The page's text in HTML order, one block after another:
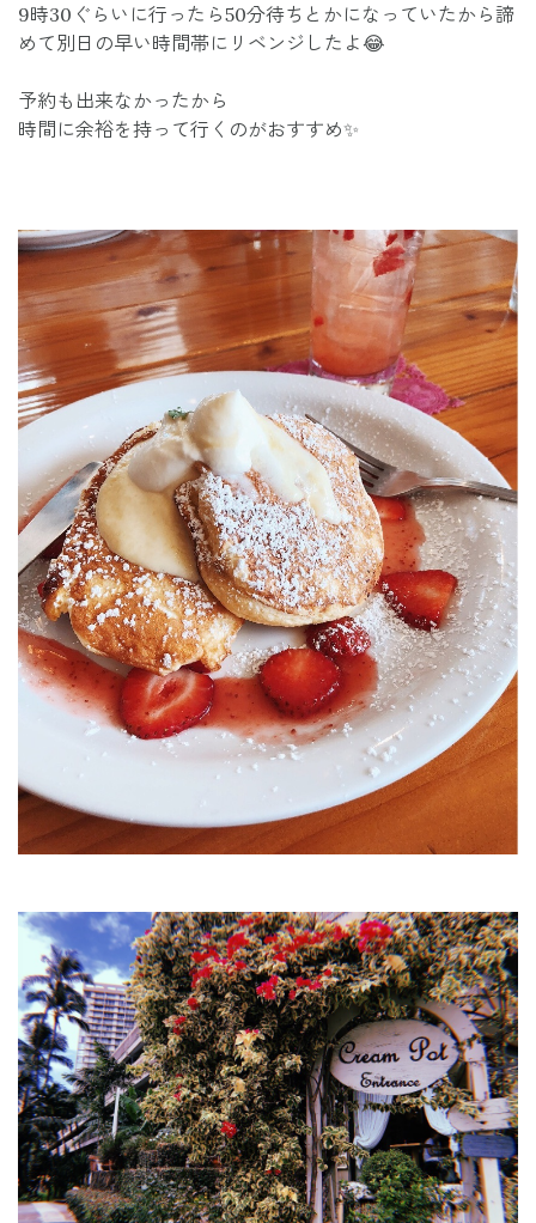
9時30ぐらいに行ったら50分待ちとかになっていたから諦
めて別日の早い時間帯にリベンジしたよ😂
予約も出来なかったから
時間に余裕を持って行くのがおすすめ✨